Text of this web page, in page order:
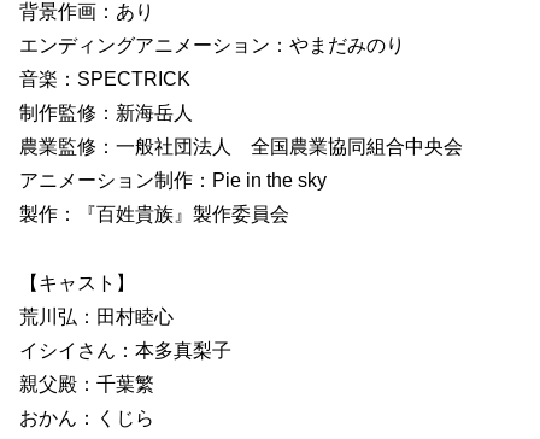
背景作画：あり
エンディングアニメーション：やまだみのり
音楽：SPECTRICK
制作監修：新海岳人
農業監修：一般社団法人 全国農業協同組合中央会
アニメーション制作：Pie in the sky
製作：『百姓貴族』製作委員会
【キャスト】
荒川弘：田村睦心
イシイさん：本多真梨子
親父殿：千葉繁
おかん：くじら